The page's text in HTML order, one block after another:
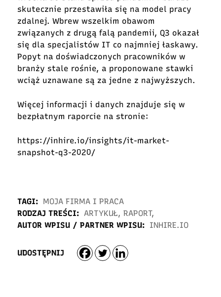
skutecznie przestawiła się na model pracy
zdalnej. Wbrew wszelkim obawom
związanych z drugą falą pandemii, Q3 okazał
się dla specjalistów IT co najmniej łaskawy.
Popyt na doświadczonych pracowników w
branży stale rośnie, a proponowane stawki
wciąż uznawane są za jedne z najwyższych.
Więcej informacji i danych znajduje się w
bezpłatnym raporcie na stronie:
https://inhire.io/insights/it-market-
snapshot-q3-2020/
TAGI: MOJA FIRMA I PRACA
RODZAJ TREŚCI: ARTYKUŁ, RAPORT,
AUTOR WPISU / PARTNER WPISU: INHIRE.IO
UDOSTĘPNIJ